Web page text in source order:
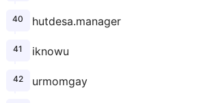
hutdesa.manager
iknowu
urmomgay